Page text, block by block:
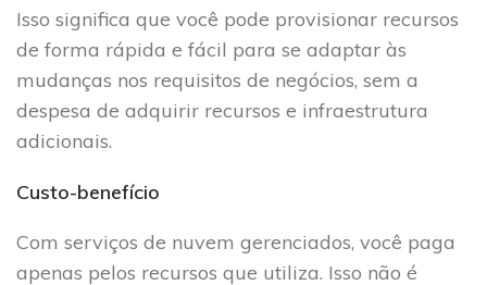
Isso significa que você pode provisionar recursos
de forma rápida e fácil para se adaptar às
mudanças nos requisitos de negócios, sem a
despesa de adquirir recursos e infraestrutura
adicionais.
Custo-benefício
Com serviços de nuvem gerenciados, você paga
apenas pelos recursos que utiliza. Isso não é